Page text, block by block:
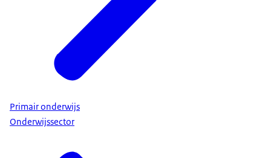
Primair onderwijs
Onderwijssector